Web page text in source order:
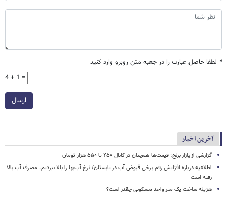
* لطفا حاصل عبارت را در جعبه متن روبرو وارد کنید
4 + 1 =
ارسال
آخرین اخبار
گزارشی از بازار برنج؛ قیمت‌ها همچنان در کانال ۴۵۰ تا ۵۵۰ هزار تومان
اطلاعیه درباره افزایش رقم برخی قبوض آب در تابستان/ نرخ آب‌بها را بالا نبردیم، مصرف آب بالا
رفته است
هزینه ساخت یک متر واحد مسکونی چقدر است؟